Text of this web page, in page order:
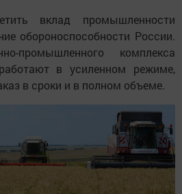
вклад промышленности
обороноспособности России.
промышленного комплекса
в усиленном режиме,
в сроки и в полном объеме.